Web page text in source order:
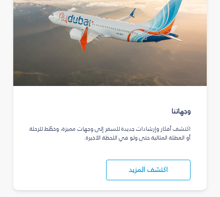
وجهاتنا
اكتشف أفكار وإرشادات جديدة للسفر إلى وجهات مميزة، وخطّط للرحلة
أو العطلة المثالية حتى ولو في اللحظة الأخيرة.
اكتشف المزيد